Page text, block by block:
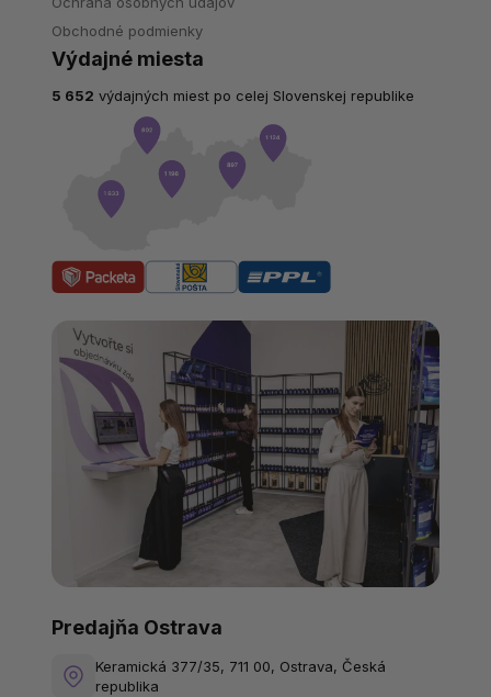
Obchodné podmienky
Predajňa Ostrava
Keramická 377/35, 711 00, Ostrava, Česká
republika
Výdajné miesta
5 652 výdajných miest po celej Slovenskej republike